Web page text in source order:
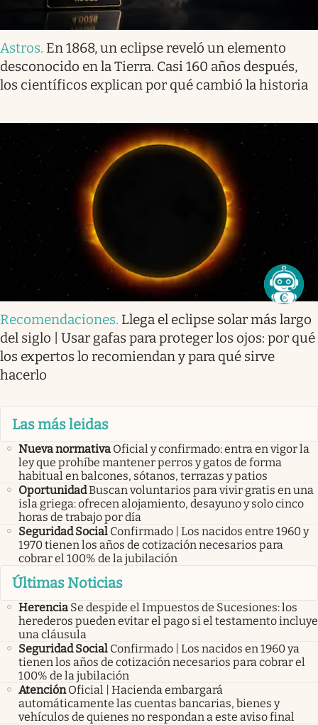
Astros. En 1868, un eclipse reveló un elemento
desconocido en la Tierra. Casi 160 años después,
los científicos explican por qué cambió la historia
Recomendaciones. Llega el eclipse solar más largo
del siglo | Usar gafas para proteger los ojos: por qué
los expertos lo recomiendan y para qué sirve
hacerlo
Las más leidas
Nueva normativa Oficial y confirmado: entra en vigor la
ley que prohíbe mantener perros y gatos de forma
habitual en balcones, sótanos, terrazas y patios
OportunidadBuscan voluntarios para vivir gratis en una
isla griega: ofrecen alojamiento, desayuno y solo cinco
horas de trabajo por día
Seguridad Social Confirmado | Los nacidos entre 1960 y
1970 tienen los años de cotización necesarios para
cobrar el 100% de la jubilación
Últimas Noticias
Herencia Se despide el Impuestos de Sucesiones: los
herederos pueden evitar el pago si el testamento incluye
una cláusula
Seguridad Social Confirmado | Los nacidos en 1960 ya
tienen los años de cotización necesarios para cobrar el
100% de la jubilación
Atención Oficial | Hacienda embargará
automáticamente las cuentas bancarias, bienes y
vehículos de quienes no respondan a este aviso final